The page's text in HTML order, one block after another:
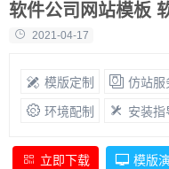
软件公司网站模板
2021-04-17
模版定制 仿站服
环境配制 安装指
立即下载 模版